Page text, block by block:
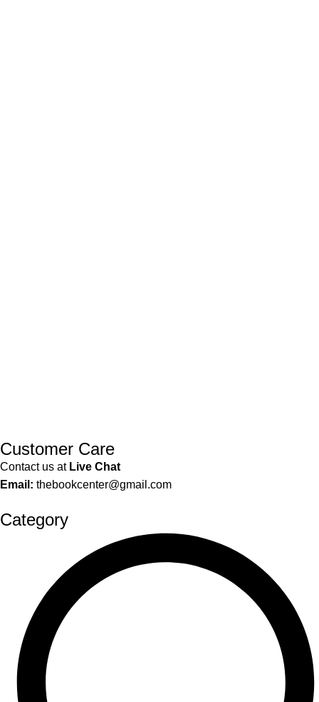
Customer Care
Contact us at Live Chat
Email: thebookcenter@gmail.com
Category